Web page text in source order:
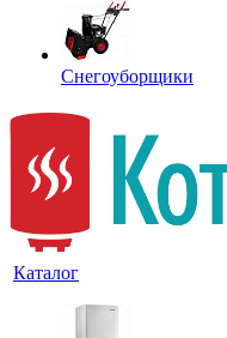
Снегоуборщики
Каталог